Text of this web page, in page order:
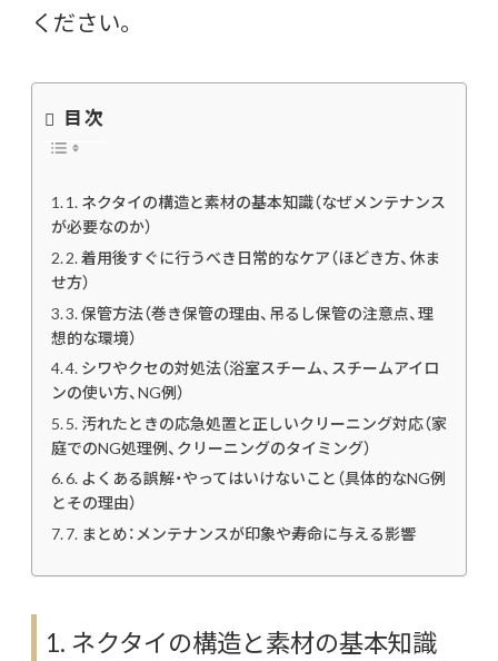
ください。
目次
1. ネクタイの構造と素材の基本知識（なぜメンテナンス
が必要なのか）
2. 着用後すぐに行うべき日常的なケア（ほどき方、休ま
せ方）
3. 保管方法（巻き保管の理由、吊るし保管の注意点、理
想的な環境）
4. シワやクセの対処法（浴室スチーム、スチームアイロ
ンの使い方、NG例）
5. 汚れたときの応急処置と正しいクリーニング対応（家
庭でのNG処理例、クリーニングのタイミング）
6. よくある誤解・やってはいけないこと（具体的なNG例
とその理由）
7. まとめ：メンテナンスが印象や寿命に与える影響
1. ネクタイの構造と素材の基本知識